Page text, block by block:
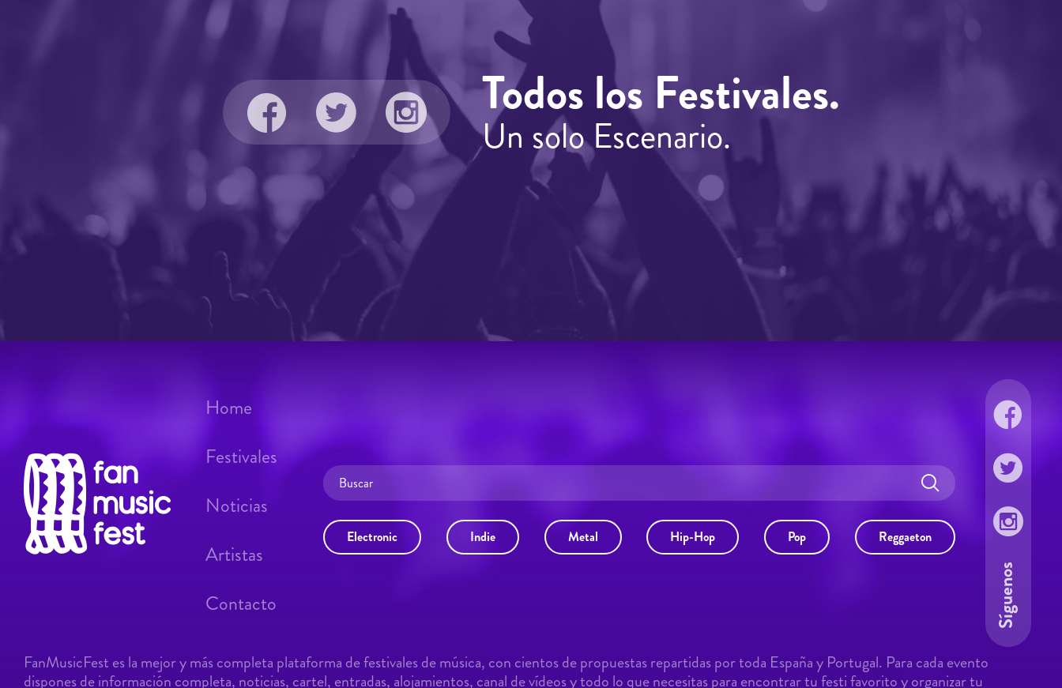
Todos los Festivales.
Un solo Escenario.
Electronic Indie Metal Hip-Hop Pop Reggaeton
Home
Festivales
Noticias
Artistas
Contacto
Síguenos
FanMusicFest es la mejor y más completa plataforma de festivales de música, con cientos de propuestas repartidas por toda España y Portugal. Para cada evento
dispones de información completa, noticias, cartel, entradas, alojamientos, canal de vídeos y todo lo que necesitas para encontrar tu festi favorito y organizar tu